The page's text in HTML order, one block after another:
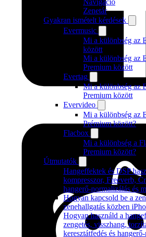
Navigáció
Zenetár
Gyakran ismételt kérdések
Evermusic
Mi a különbség az
között
Mi a különbség az
Premium között
Evertag
Mi a különbség az
Premium között
Evervideo
Mi a különbség az
Prémium között?
Flacbox
Mi a különbség a
Premium között?
Útmutatók
Hangeffektek és DSP
kompresszor, Freeverb,
hangerő-normalizálás és
Hogyan kapcsold be a
zenehallgatás közben
Hogyan használd a
zengetés, visszhang,
keresztátfedés és